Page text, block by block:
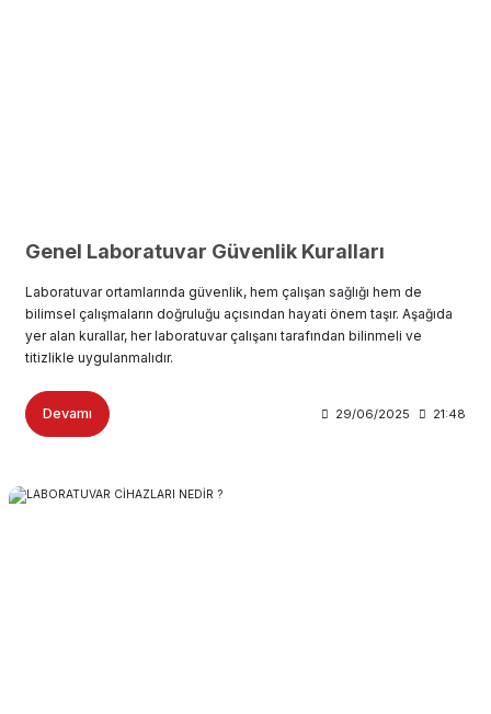
Genel Laboratuvar Güvenlik Kuralları
Laboratuvar ortamlarında güvenlik, hem çalışan sağlığı hem de
bilimsel çalışmaların doğruluğu açısından hayati önem taşır. Aşağıda
yer alan kurallar, her laboratuvar çalışanı tarafından bilinmeli ve
titizlikle uygulanmalıdır.
Devamı 29/06/2025 21:48